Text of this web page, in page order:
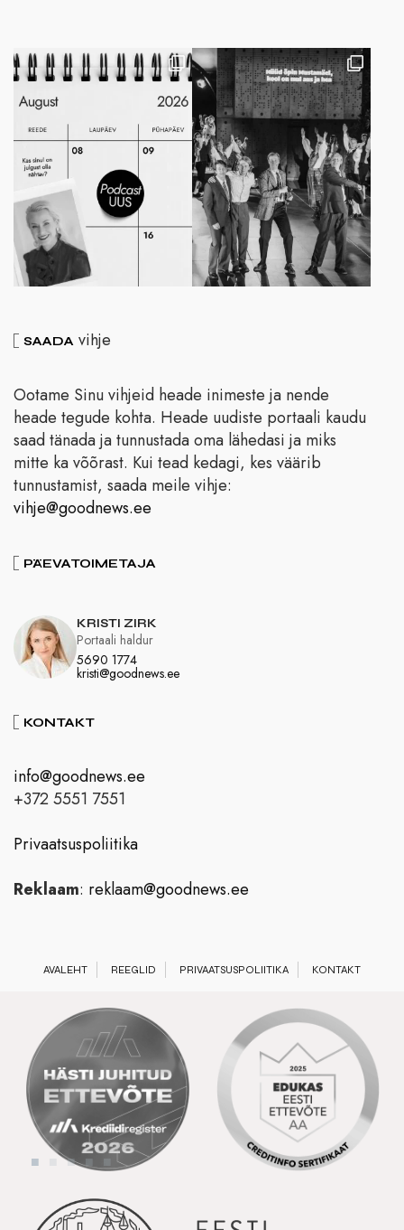
SAADA vihje
Ootame Sinu vihjeid heade inimeste ja nende
heade tegude kohta. Heade uudiste portaali kaudu
saad tänada ja tunnustada oma lähedasi ja miks
mitte ka võõrast. Kui tead kedagi, kes väärib
tunnustamist, saada meile vihje:
vihje@goodnews.ee
PÄEVATOIMETAJA
KRISTI ZIRK
5690 1774
kristi@goodnews.ee
Portaali haldur
KONTAKT
info@goodnews.ee
+372 5551 7551
Privaatsuspoliitika
Reklaam: reklaam@goodnews.ee
AVALEHT REEGLID PRIVAATSUSPOLIITIKA KONTAKT